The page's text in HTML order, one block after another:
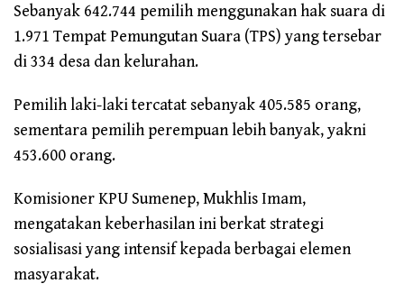
Sebanyak 642.744 pemilih menggunakan hak suara di
1.971 Tempat Pemungutan Suara (TPS) yang tersebar
di 334 desa dan kelurahan.
Pemilih laki-laki tercatat sebanyak 405.585 orang,
sementara pemilih perempuan lebih banyak, yakni
453.600 orang.
Komisioner KPU Sumenep, Mukhlis Imam,
mengatakan keberhasilan ini berkat strategi
sosialisasi yang intensif kepada berbagai elemen
masyarakat.